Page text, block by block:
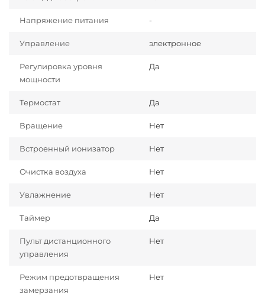
Напряжение питания -
Управление электронное
Регулировка уровня
мощности
Да
Термостат Да
Вращение Нет
Встроенный ионизатор Нет
Очистка воздуха Нет
Увлажнение Нет
Таймер Да
Пульт дистанционного
управления
Нет
Режим предотвращения
замерзания
Нет